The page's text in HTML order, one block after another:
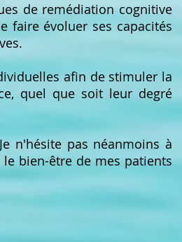
de remédiation cognitive
faire évoluer ses capacités
afin de stimuler la
quel que soit leur degré
n'hésite pas néanmoins à
bien-être de mes patients